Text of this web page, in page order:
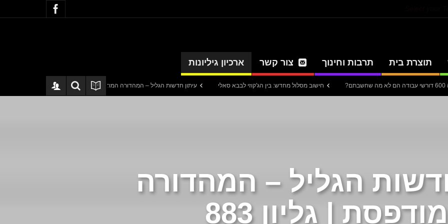
תוצרת בית תרבות וחינוך צור קשר ארכיון גיליונות
חישוב מסלול מחדש: בין הג'קוזי לבבא סאלי עיתון חדשות הגליל – המהדורה המודפסת | גליון 940 סערה בתיק להנגהל:
הגליל – המהדורה
| גליון 883